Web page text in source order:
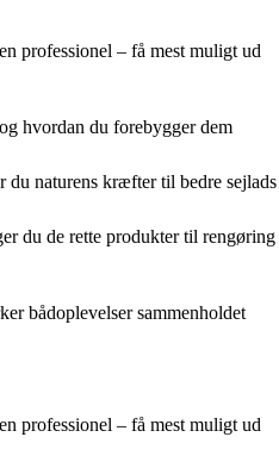
professionel – få mest muligt ud
hvordan du forebygger dem
du naturens kræfter til bedre sejlads
du de rette produkter til rengøring
bådoplevelser sammenholdet
professionel – få mest muligt ud